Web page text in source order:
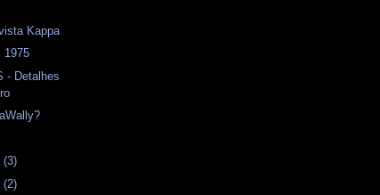
Kappa
1975
- Detalhes
(3)
(2)